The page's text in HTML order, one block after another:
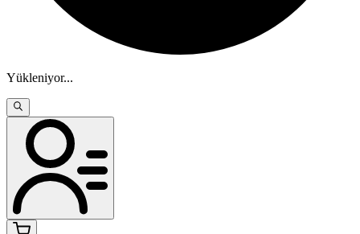
Yükleniyor...